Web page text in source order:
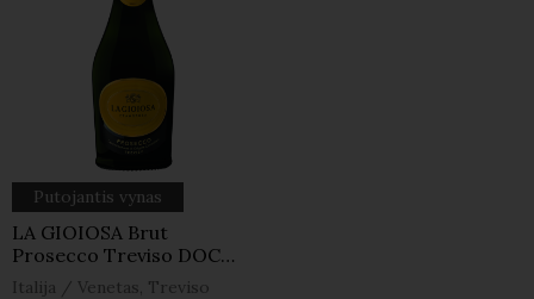
Putojantis vynas
LA GIOIOSA Brut
Prosecco Treviso DOC
0,2l
Italija / Venetas, Treviso